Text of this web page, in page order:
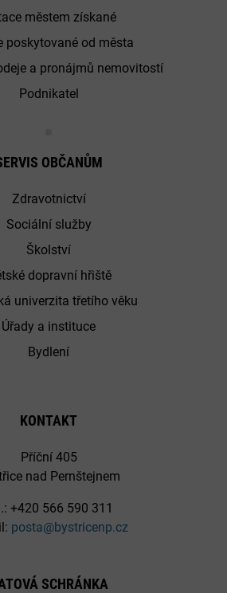
městem získané
poskytované od města
a pronájmů nemovitostí
Podnikatel
OBČANŮM
Zdravotnictví
Sociální služby
Školství
dopravní hřiště
univerzita třetího věku
Úřady a instituce
Bydlení
KONTAKT
Příční 405
nad Pernštejnem
+420 566 590 311
posta@bystricenp.cz
SCHRÁNKA